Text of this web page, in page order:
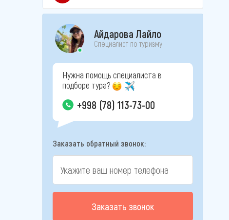
Айдарова Лайло
Специалист по туризму
Нужна помощь специалиста в
подборе тура?
+998 (78) 113-73-00
Заказать обратный звонок:
Заказать звонок